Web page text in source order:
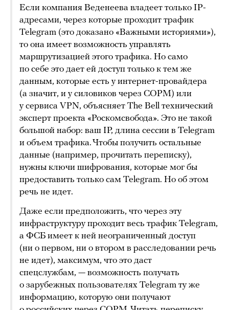
Если компания Веденеева владеет только IP-
адресами, через которые проходит трафик
Telegram (это доказано «Важными историями»),
то она имеет возможность управлять
маршрутизацией этого трафика. Но само
по себе это дает ей доступ только к тем же
данным, которые есть у интернет-провайдера
(а значит, и у силовиков через СОРМ) или
у сервиса VPN, объясняет The Bell технический
эксперт проекта «Роскомсвобода». Это не такой
большой набор: ваш IP, длина сессии в Telegram
и объем трафика. Чтобы получить остальные
данные (например, прочитать переписку),
нужны ключи шифрования, которые мог бы
предоставить только сам Telegram. Но об этом
речь не идет.
Даже если предположить, что через эту
инфраструктуру проходит весь трафик Telegram,
а ФСБ имеет к ней неограниченный доступ
(ни о первом, ни о втором в расследовании речь
не идет), максимум, что это даст
спецслужбам, — возможность получать
о зарубежных пользователях Telegram ту же
информацию, которую они получают